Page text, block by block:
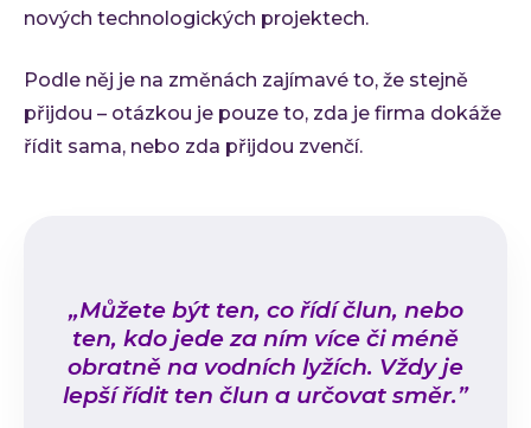
nových technologických projektech.
Podle něj je na změnách zajímavé to, že stejně
přijdou – otázkou je pouze to, zda je firma dokáže
řídit sama, nebo zda přijdou zvenčí.
„Můžete být ten, co řídí člun, nebo
ten, kdo jede za ním více či méně
obratně na vodních lyžích. Vždy je
lepší řídit ten člun a určovat směr.”